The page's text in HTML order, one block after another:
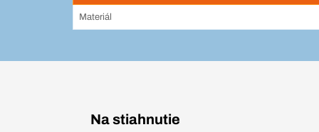
Materiál
Na stiahnutie